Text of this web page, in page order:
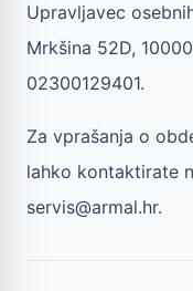
Upravljavec
Mrkšina 52D,
02300129401.
Za vprašanja o
lahko kontaktirate
servis@armal.hr.